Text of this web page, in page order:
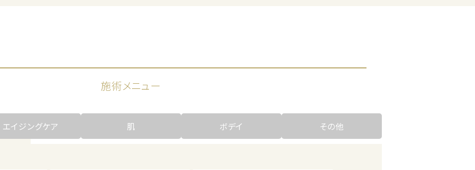
施術メニュー
エイジングケア 肌 ボデイ その他